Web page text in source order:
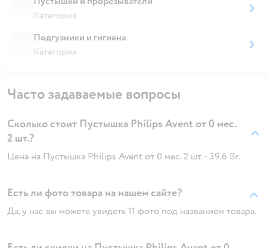
Категория
Подгузники и гигиена
Категория
Часто задаваемые вопросы
Сколько стоит Пустышка Philips Avent от 0 мес.
2 шт.?
Цена на Пустышка Philips Avent от 0 мес. 2 шт. - 39.6 Br.
Есть ли фото товара на нашем сайте?
Да, у нас вы можете увидеть 11 фото под названием товара.